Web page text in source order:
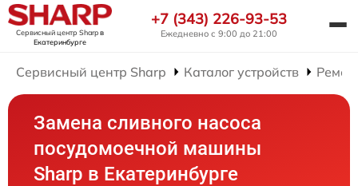
Сервисный центр Sharpв
Екатеринбурге
+7 (343) 226-93-53
Ежедневно с 9:00 до 21:00
Сервисный центр Sharp Каталог устройств
Замена сливного насоса
посудомоечной машины
Sharp в Екатеринбурге